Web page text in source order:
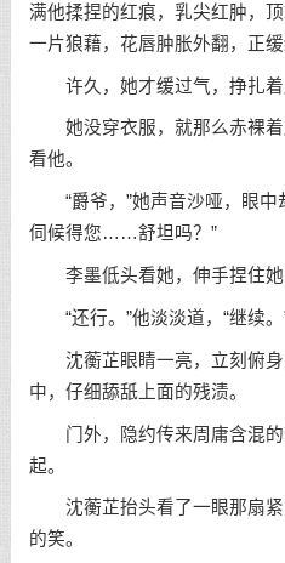
满他揉捏的红痕，乳尖红肿，
一片狼藉，花唇肿胀外翻，正缓
许久，她才缓过气，挣扎着
她没穿衣服，就那么赤裸着
看他。
“爵爷，”她声音沙哑，眼中
伺候得您……舒坦吗？”
李墨低头看她，伸手捏住她
“还行。”他淡淡道，“继续。
沈蘅芷眼睛一亮，立刻俯身
中，仔细舔舐上面的残渍。
门外，隐约传来周庸含混的
起。
沈蘅芷抬头看了一眼那扇紧
的笑。